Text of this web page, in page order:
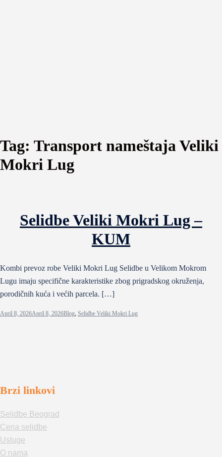
Tag: Transport nameštaja Veliki
Mokri Lug
Selidbe Veliki Mokri Lug –
KUM
Kombi prevoz robe Veliki Mokri Lug Selidbe u Velikom Mokrom
Lugu imaju specifične karakteristike zbog prigradskog okruženja,
porodičnih kuća i većih parcela. […]
April 8, 2026April 8, 2026Blog, Selidbe Veliki Mokri Lug
Brzi linkovi
Selidbe Beograd
Cena selidbe
Usluge
O nama